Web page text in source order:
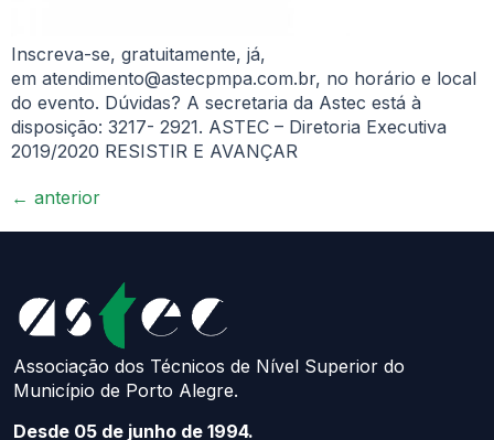
Inscreva-se, gratuitamente, já,
em atendimento@astecpmpa.com.br, no horário e local
do evento. Dúvidas? A secretaria da Astec está à
disposição: 3217- 2921. ASTEC – Diretoria Executiva
2019/2020 RESISTIR E AVANÇAR
← anterior
Associação dos Técnicos de Nível Superior do
Município de Porto Alegre.
Desde 05 de junho de 1994.